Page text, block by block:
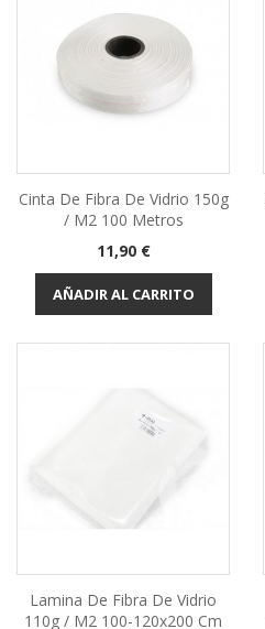
Cinta De Fibra De Vidrio 150g
/ M2 100 Metros
Precio
11,90 €
AÑADIR AL CARRITO
Lamina De Fibra De Vidrio
110g / M2 100-120x200 Cm